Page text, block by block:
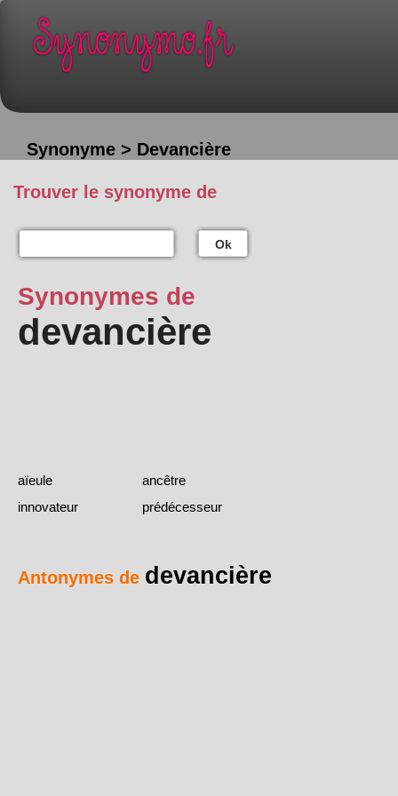
Synonyme > Devancière
Trouver le synonyme de
Ok
Synonymes de
devancière
aïeule
ancêtre
innovateur
prédécesseur
Antonymes de devancière